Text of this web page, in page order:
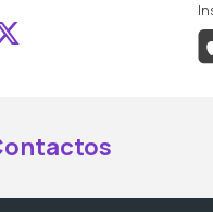
Facebook da
ao Instagram
ao
Aceder ao X